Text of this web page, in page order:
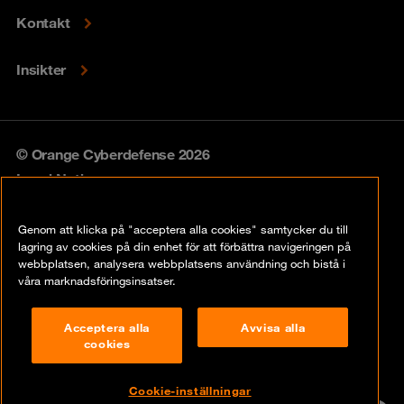
Kontakt
Insikter
© Orange Cyberdefense 2026
Legal Notice
Vulnerability policy
Compliance
Genom att klicka på "acceptera alla cookies" samtycker du till
lagring av cookies på din enhet för att förbättra navigeringen på
webbplatsen, analysera webbplatsens användning och bistå i
våra marknadsföringsinsatser.
Acceptera alla
cookies
Avvisa alla
Cookie-inställningar